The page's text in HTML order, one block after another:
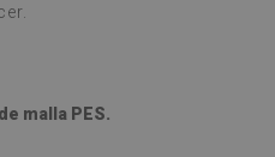
malla PES.